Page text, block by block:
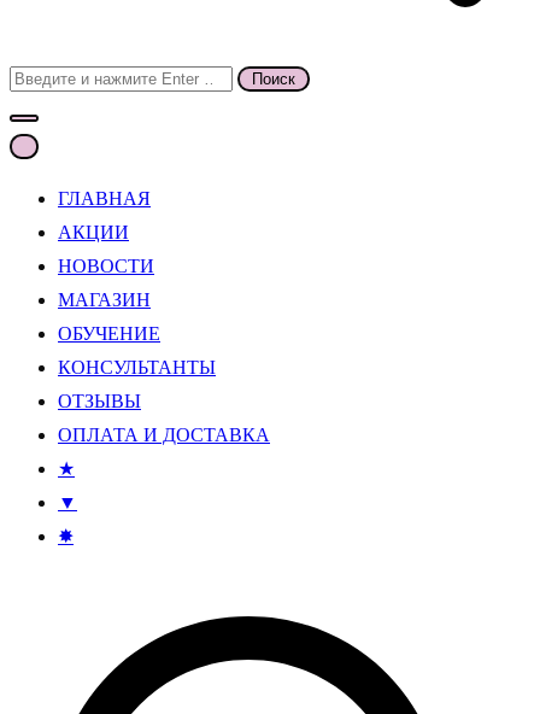
Поиск
для:
ГЛАВНАЯ
АКЦИИ
НОВОСТИ
МАГАЗИН
ОБУЧЕНИЕ
КОНСУЛЬТАНТЫ
ОТЗЫВЫ
ОПЛАТА И ДОСТАВКА
★
▼
✸